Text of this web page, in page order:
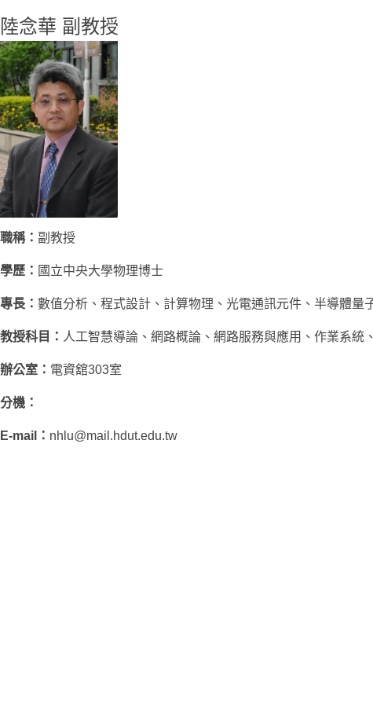
陸念華 副教授
職稱： 副教授
學歷： 國立中央大學物理博士
專長： 數值分析、程式設計、計算物理、光電通訊元件、半導體量
教授科目： 人工智慧導論、網路概論、網路服務與應用、作業系統
辦公室： 電資舘303室
分機：
E-mail： nhlu@mail.hdut.edu.tw